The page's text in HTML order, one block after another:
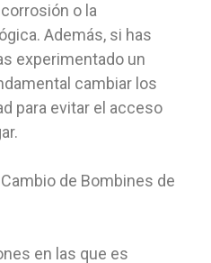
o la
Además, si has
experimentado un
cambiar los
para evitar el acceso
de Bombines de
en las que es